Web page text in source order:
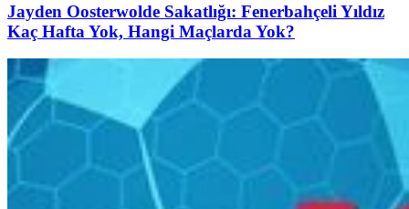
Jayden Oosterwolde Sakatlığı: Fenerbahçeli Yıldız
Kaç Hafta Yok, Hangi Maçlarda Yok?